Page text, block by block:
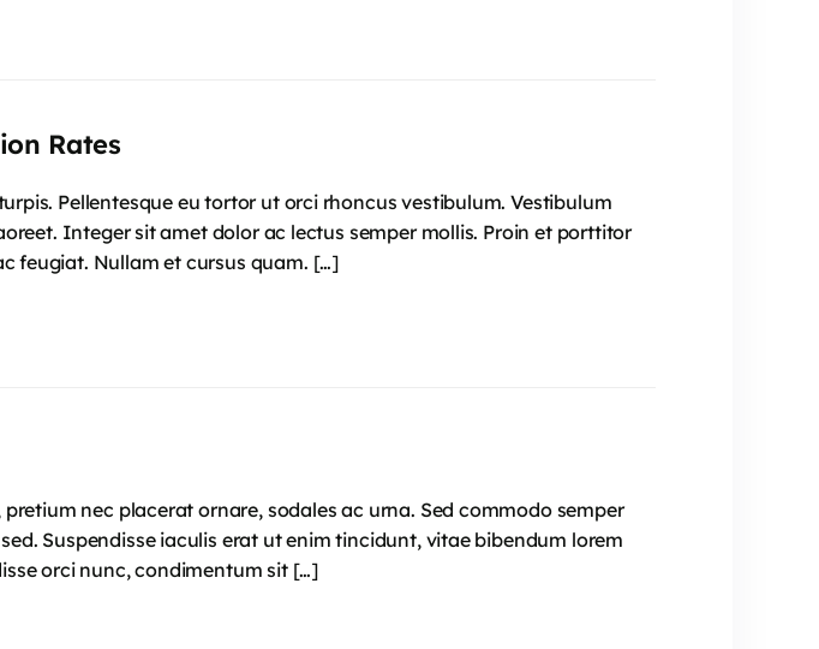
Rates
Pellentesque eu tortor ut orci rhoncus vestibulum. Vestibulum
Integer sit amet dolor ac lectus semper mollis. Proin et porttitor
feugiat. Nullam et cursus quam. […]
nec placerat ornare, sodales ac urna. Sed commodo semper
Suspendisse iaculis erat ut enim tincidunt, vitae bibendum lorem
orci nunc, condimentum sit […]